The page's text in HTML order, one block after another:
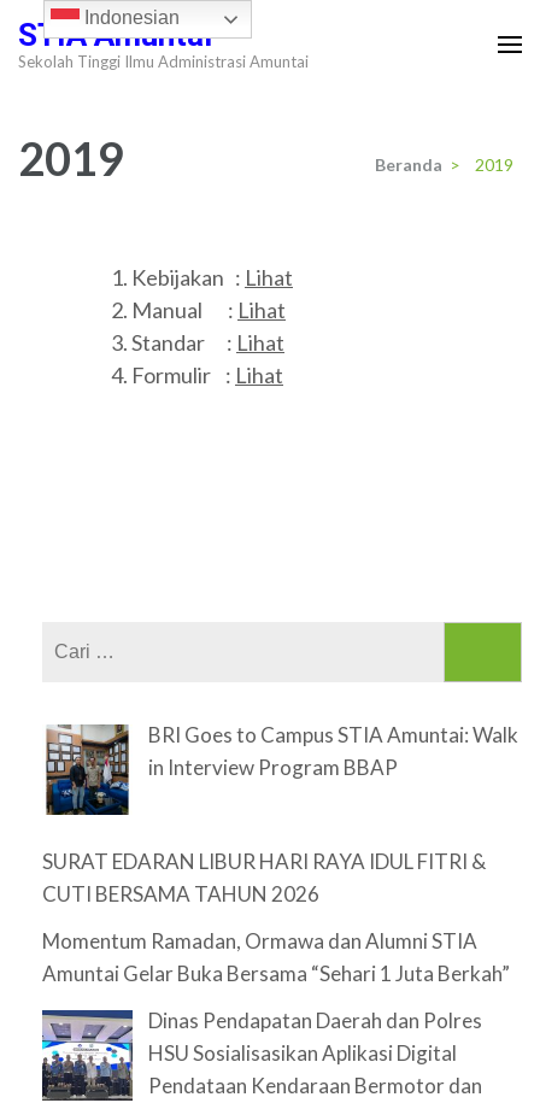
Lompat
ke
Enter)
STIA Amuntai
Sekolah Tinggi Ilmu Administrasi Amuntai
2019 Beranda > 2019
Kebijakan : Lihat
Manual : Lihat
Standar : Lihat
Formulir : Lihat
BRI Goes to Campus STIA Amuntai: Walk
in Interview Program BBAP
SURAT EDARAN LIBUR HARI RAYA IDUL FITRI &
CUTI BERSAMA TAHUN 2026
Momentum Ramadan, Ormawa dan Alumni STIA
Amuntai Gelar Buka Bersama “Sehari 1 Juta Berkah”
Dinas Pendapatan Daerah dan Polres
HSU Sosialisasikan Aplikasi Digital
Pendataan Kendaraan Bermotor dan
Indonesian